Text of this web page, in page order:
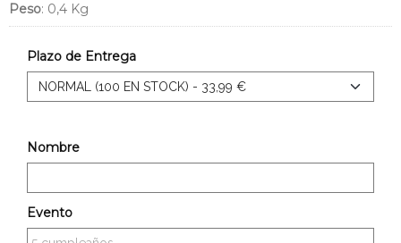
Peso: 0,4 Kg
Plazo de Entrega
Nombre
Evento